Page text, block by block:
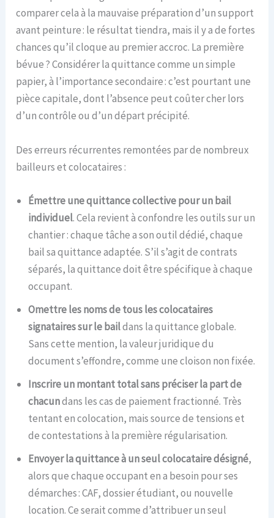
comparer cela à la mauvaise préparation d’un support
avant peinture : le résultat tiendra, mais il y a de fortes
chances qu’il cloque au premier accroc. La première
bévue ? Considérer la quittance comme un simple
papier, à l’importance secondaire : c’est pourtant une
pièce capitale, dont l’absence peut coûter cher lors
d’un contrôle ou d’un départ précipité.
Des erreurs récurrentes remontées par de nombreux
bailleurs et colocataires :
Émettre une quittance collective pour un bail
individuel. Cela revient à confondre les outils sur un
chantier : chaque tâche a son outil dédié, chaque
bail sa quittance adaptée. S’il s’agit de contrats
séparés, la quittance doit être spécifique à chaque
occupant.
Omettre les noms de tous les colocataires
signataires sur le baildans la quittance globale.
Sans cette mention, la valeur juridique du
document s’effondre, comme une cloison non fixée.
Inscrire un montant total sans préciser la part de
chacundans les cas de paiement fractionné. Très
tentant en colocation, mais source de tensions et
de contestations à la première régularisation.
Envoyer la quittance à un seul colocataire désigné,
alors que chaque occupant en a besoin pour ses
démarches : CAF, dossier étudiant, ou nouvelle
location. Ce serait comme d’attribuer un seul